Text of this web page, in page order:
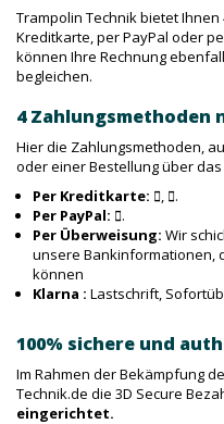
Trampolin Technik bietet
Kreditkarte, per PayPal oder
können Ihre Rechnung
begleichen.
4 Zahlungsmethoden
Hier die Zahlungsmethoden,
oder einer Bestellung über
Per Kreditkarte:
,
.
Per PayPal:
.
Per Überweisung: Wir
unsere Bankinformationen,
können
Klarna : Lastschrift,
100% sichere und
Im Rahmen der Bekämpfung
Technik.de die 3D Secure
eingerichtet.